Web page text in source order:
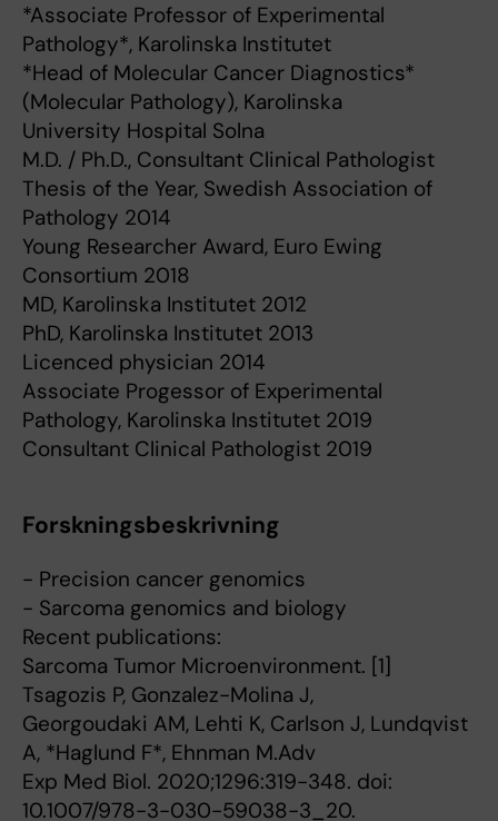
*Associate Professor of Experimental
Pathology*, Karolinska Institutet
*Head of Molecular Cancer Diagnostics*
(Molecular Pathology), Karolinska
University Hospital Solna
M.D. / Ph.D., Consultant Clinical Pathologist
Thesis of the Year, Swedish Association of
Pathology 2014
Young Researcher Award, Euro Ewing
Consortium 2018
MD, Karolinska Institutet 2012
PhD, Karolinska Institutet 2013
Licenced physician 2014
Associate Progessor of Experimental
Pathology, Karolinska Institutet 2019
Consultant Clinical Pathologist 2019
Forskningsbeskrivning
- Precision cancer genomics
- Sarcoma genomics and biology
Recent publications:
Sarcoma Tumor Microenvironment. [1]
Tsagozis P, Gonzalez-Molina J,
Georgoudaki AM, Lehti K, Carlson J, Lundqvist
A, *Haglund F*, Ehnman M.Adv
Exp Med Biol. 2020;1296:319-348. doi:
10.1007/978-3-030-59038-3_20.